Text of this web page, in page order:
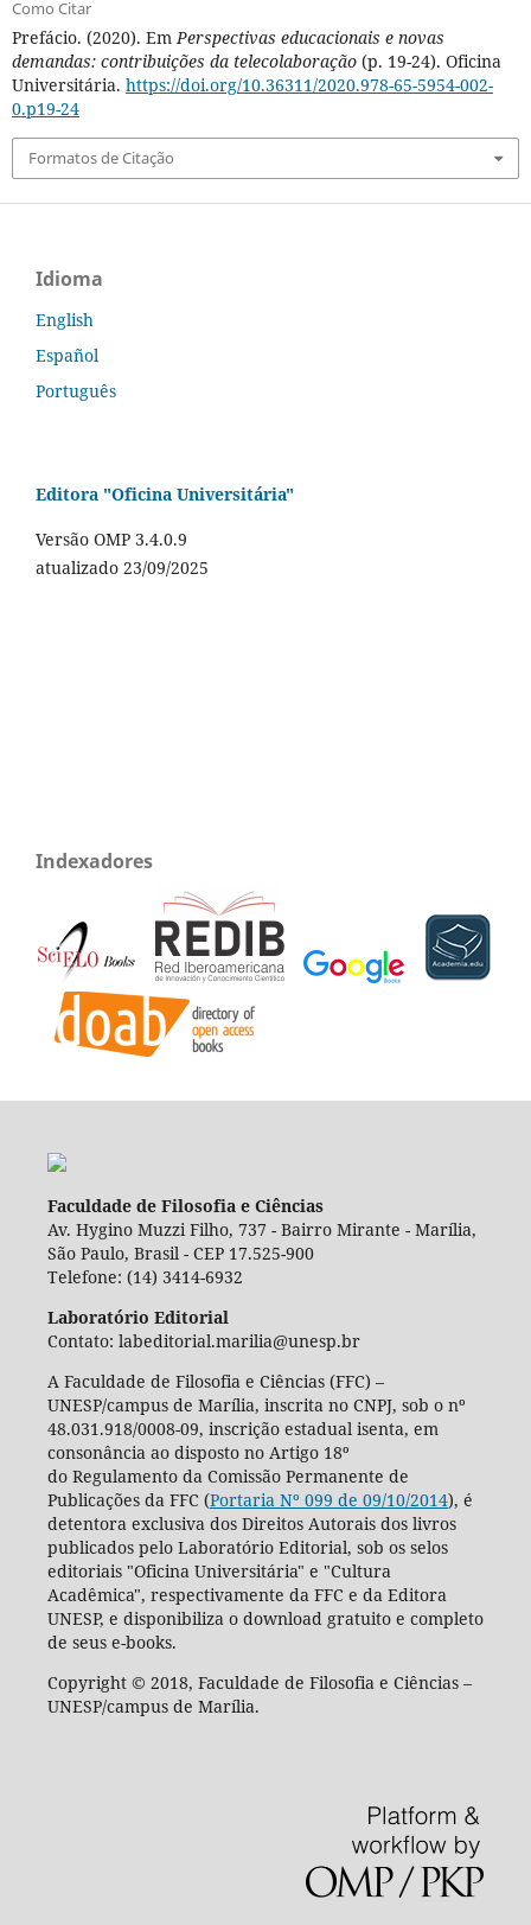
Como Citar
Prefácio. (2020). EmPerspectivas educacionais e novas
demandas: contribuições da telecolaboração(p. 19-24). Oficina
Universitária. https://doi.org/10.36311/2020.978-65-5954-002-
0.p19-24
Formatos de Citação
Idioma
English
Español
Português
Editora "Oficina Universitária"
Versão OMP 3.4.0.9
atualizado 23/09/2025
Indexadores
Faculdade de Filosofia e Ciências
Av. Hygino Muzzi Filho, 737 - Bairro Mirante - Marília,
São Paulo, Brasil - CEP 17.525-900
Telefone: (14) 3414-6932
Laboratório Editorial
Contato: labeditorial.marilia@unesp.br
A Faculdade de Filosofia e Ciências (FFC) –
UNESP/campus de Marília, inscrita no CNPJ, sob o nº
48.031.918/0008-09, inscrição estadual isenta, em
consonância ao disposto no Artigo 18º
do Regulamento da Comissão Permanente de
Publicações da FFC (Portaria Nº 099 de 09/10/2014), é
detentora exclusiva dos Direitos Autorais dos livros
publicados pelo Laboratório Editorial, sob os selos
editoriais "Oficina Universitária" e "Cultura
Acadêmica", respectivamente da FFC e da Editora
UNESP, e disponibiliza o download gratuito e completo
de seus e-books.
Copyright © 2018, Faculdade de Filosofia e Ciências –
UNESP/campus de Marília.